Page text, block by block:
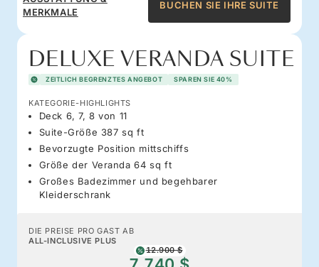
MERKMALE
BUCHEN SIE IHRE SUITE
DELUXE VERANDA SUITE
ZEITLICH BEGRENZTES ANGEBOT SPAREN SIE 40%
KATEGORIE-HIGHLIGHTS
Deck 6, 7, 8 von 11
Suite-Größe 387 sq ft
Bevorzugte Position mittschiffs
Größe der Veranda 64 sq ft
Großes Badezimmer und begehbarer
Kleiderschrank
DIE PREISE PRO GAST AB
ALL-INCLUSIVE PLUS
12.900 $